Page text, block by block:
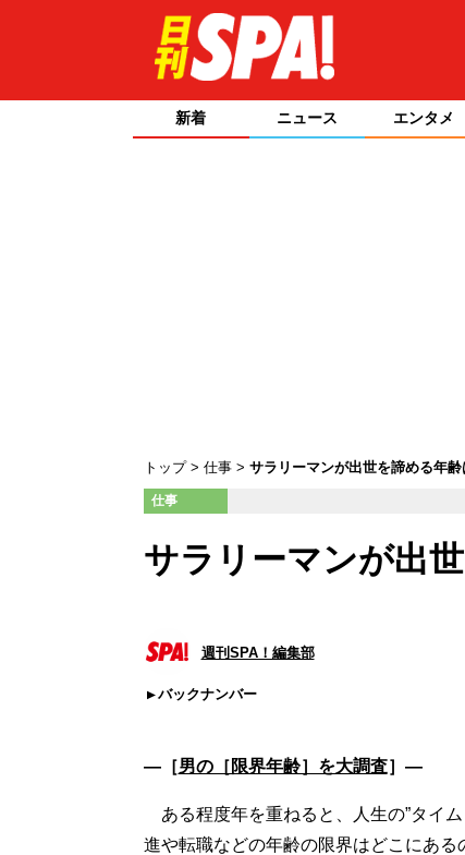
新着 ニュース エンタメ
トップ 仕事 サラリーマンが出世を諦める年齢
仕事
サラリーマンが出
週刊SPA！編集部
バックナンバー
―［男の［限界年齢］を大調査］―
ある程度年を重ねると、人生の”タイ
進や転職などの年齢の限界はどこにある